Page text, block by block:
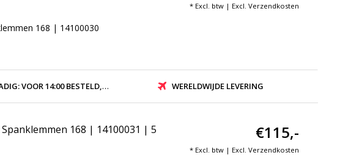
168 | 14100030
* Excl. btw | Excl. Verzendkosten
14:00 BESTELD, ZELFDE DAG VERZONDEN WERELDWIJDE LEVERING
168 | 14100031 | 5
€115,-
* Excl. btw | Excl. Verzendkosten